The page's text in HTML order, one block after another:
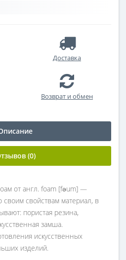
Доставка
Возврат и обмен
(0)
от англ. foam [fəum] —
свойствам материал, в
пористая резина,
замша.
искусственных
изделий.